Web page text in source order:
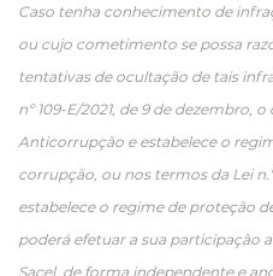
Caso tenha conhecimento de
ou cujo cometimento se possa
tentativas de ocultação de tais
nº 109-E/2021, de 9 de dezembro,
Anticorrupção e estabelece o
corrupção, ou nos termos da Lei
estabelece o regime de proteção
poderá efetuar a sua participação
Sacel, de forma independente e